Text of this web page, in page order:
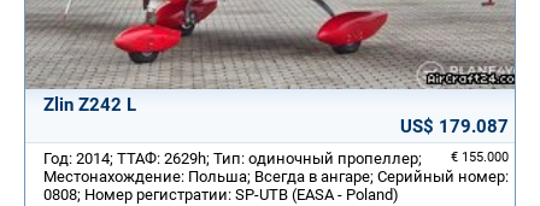
Zlin Z242 L
US$ 179.087
€ 155.000
Год: 2014; ТТАФ: 2629h; Тип: одиночный пропеллер;
Местонахождение: Польша; Всегда в ангаре; Серийный номер:
0808; Номер регистратии: SP-UTB (EASA - Poland)